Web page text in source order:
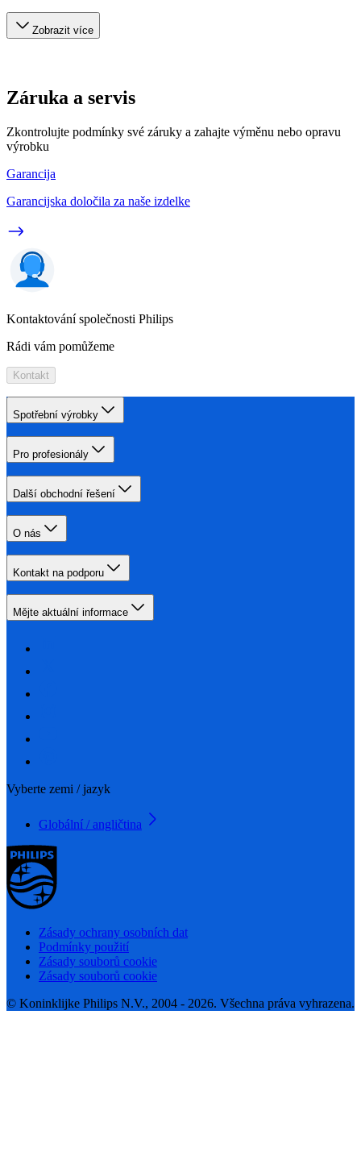
Zobrazit více
Záruka a servis
Zkontrolujte podmínky své záruky a zahajte výměnu nebo opravu
výrobku
Garancija
Garancijska določila za naše izdelke
Kontaktování společnosti Philips
Rádi vám pomůžeme
Kontakt
Spotřební výrobky
Pro profesionály
Další obchodní řešení
O nás
Kontakt na podporu
Mějte aktuální informace
Vyberte zemi / jazyk
Globální / angličtina
Zásady ochrany osobních dat
Podmínky použití
Zásady souborů cookie
Zásady souborů cookie
© Koninklijke Philips N.V., 2004 - 2026. Všechna práva vyhrazena.